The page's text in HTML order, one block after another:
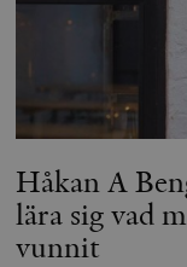
Håkan A
lära sig vad
vunnit